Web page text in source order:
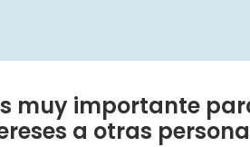
muy importante
a otras